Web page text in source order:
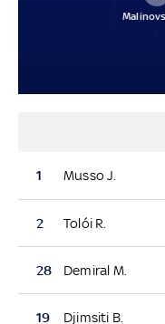
1 Musso J.
2 Tolói R.
28 Demiral M.
19 Djimsiti B.